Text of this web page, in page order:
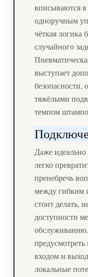
вписываются
одноручным
чёткая логика
случайного
выступает
безопасности,
тяжёлыми
темпом
Даже идеально
легко
пренебречь
между гибким
стоит делать,
доступности
входом и
локальные